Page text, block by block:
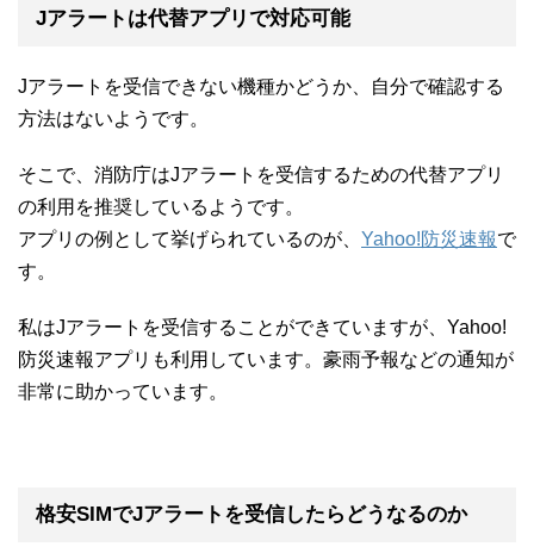
Jアラートは代替アプリで対応可能
Jアラートを受信できない機種かどうか、自分で確認する
方法はないようです。
そこで、消防庁はJアラートを受信するための代替アプリ
の利用を推奨しているようです。
アプリの例として挙げられているのが、 Yahoo!防災速報で
す。
私はJアラートを受信することができていますが、Yahoo!
防災速報アプリも利用しています。豪雨予報などの通知が
非常に助かっています。
格安SIMでJアラートを受信したらどうなるのか